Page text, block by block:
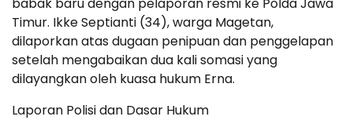
Timur. Ikke Septianti (34), warga Magetan,
dilaporkan atas dugaan penipuan dan penggelapan
setelah mengabaikan dua kali somasi yang
dilayangkan oleh kuasa hukum Erna.
Laporan Polisi dan Dasar Hukum